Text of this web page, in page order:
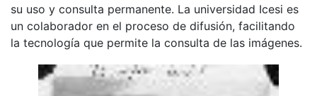
su uso y consulta permanente. La universidad Icesi es
un colaborador en el proceso de difusión, facilitando
la tecnología que permite la consulta de las imágenes.